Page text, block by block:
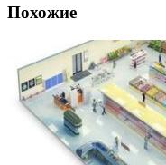
Похожие